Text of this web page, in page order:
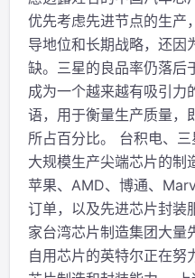
优先考虑先进节点的生产
导地位和长期战略，还因
缺。三星的良品率仍落后
成为一个越来越有吸引力
语，用于衡量生产质量，
所占百分比。 台积电、
大规模生产尖端芯片的制
苹果、AMD、博通、
订单，以及先进芯片封装
家台湾芯片制造集团大量
自用芯片的英特尔正在努